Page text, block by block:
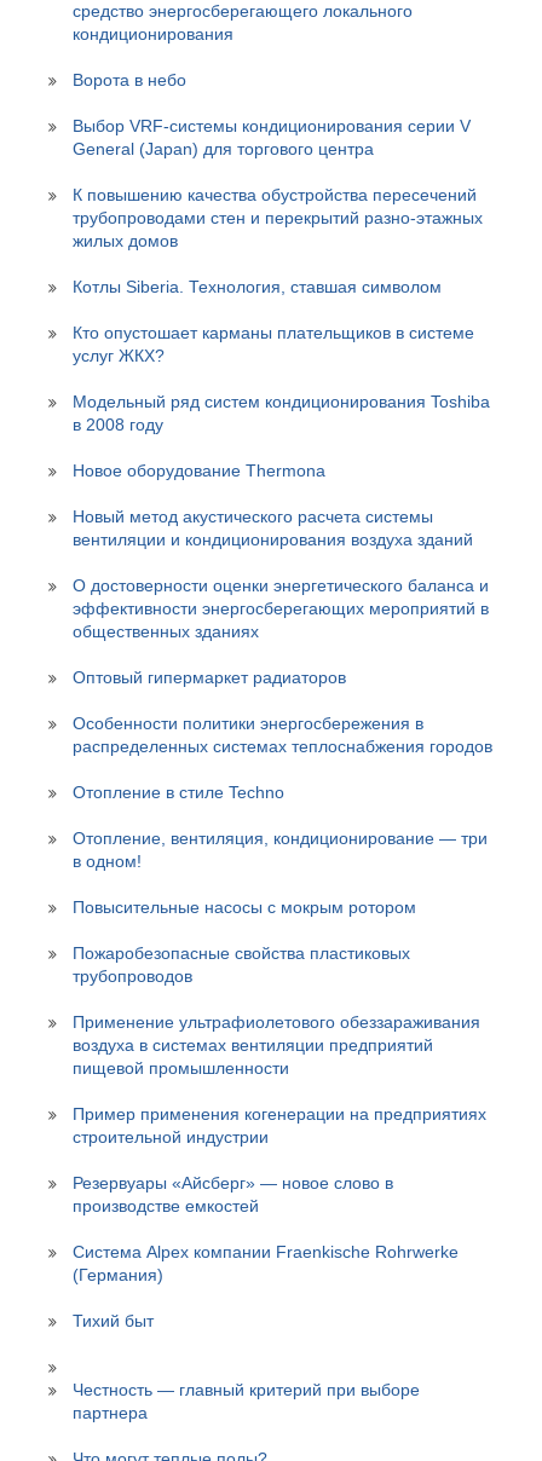
средство энергосберегающего локального
кондиционирования
Ворота в небо
Выбор VRF-системы кондиционирования серии V
General (Japan) для торгового центра
К повышению качества обустройства пересечений
трубопроводами стен и перекрытий разно-этажных
жилых домов
Котлы Siberia. Технология, ставшая символом
Кто опустошает карманы плательщиков в системе
услуг ЖКХ?
Модельный ряд систем кондиционирования Toshiba
в 2008 году
Новое оборудование Thermona
Новый метод акустического расчета системы
вентиляции и кондиционирования воздуха зданий
О достоверности оценки энергетического баланса и
эффективности энергосберегающих мероприятий в
общественных зданиях
Оптовый гипермаркет радиаторов
Особенности политики энергосбережения в
распределенных системах теплоснабжения городов
Отопление в стиле Techno
Отопление, вентиляция, кондиционирование — три
в одном!
Повысительные насосы с мокрым ротором
Пожаробезопасные свойства пластиковых
трубопроводов
Применение ультрафиолетового обеззараживания
воздуха в системах вентиляции предприятий
пищевой промышленности
Пример применения когенерации на предприятиях
строительной индустрии
Резервуары «Айсберг» — новое слово в
производстве емкостей
Система Alpex компании Fraenkische Rohrwerke
(Германия)
Тихий быт
Честность — главный критерий при выборе
партнера